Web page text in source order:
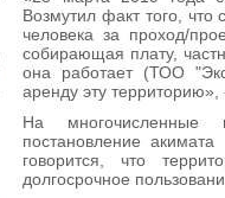
Возмутил факт того, что
человека за проход/
собирающая плату,
она работает (ТОО
аренду эту
На многочисленные
постановление
говорится, что
долгосрочное